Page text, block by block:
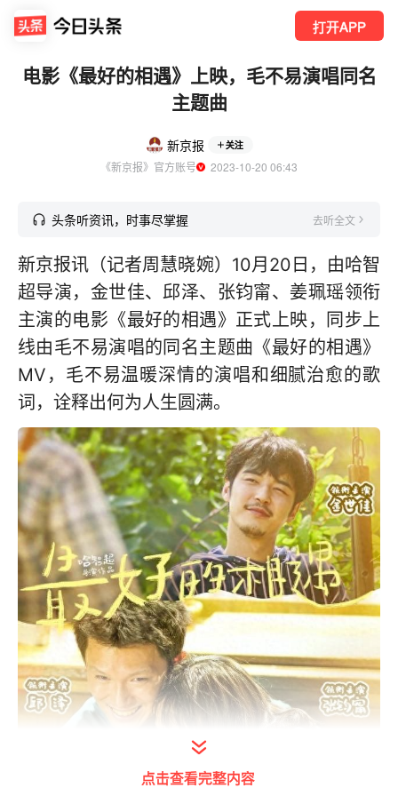
打开APP
电影《最好的相遇》上映，毛不易演唱同名
主题曲
新京报 关注
《新京报》官方账号
  2023-10-20 06:43
头条听资讯，时事尽掌握 去听全文
新京报讯（记者周慧晓婉）10月20日，由哈智
超导演，金世佳、邱泽、张钧甯、姜珮瑶领衔
主演的电影《最好的相遇》正式上映，同步上
线由毛不易演唱的同名主题曲《最好的相遇》
MV，毛不易温暖深情的演唱和细腻治愈的歌
词，诠释出何为人生圆满。
点击查看完整内容